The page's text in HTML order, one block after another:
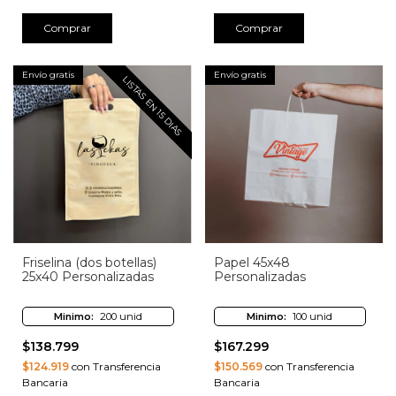
Comprar Comprar
Envío gratis LISTAS EN 15 DIAS
Friselina (dos botellas)
25x40 Personalizadas
Minimo: 200 unid
$138.799
$124.919 con Transferencia
Bancaria
Envío gratis
Papel 45x48
Personalizadas
Minimo: 100 unid
$167.299
$150.569con Transferencia
Bancaria